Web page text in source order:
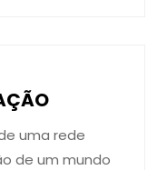
uma rede
de um mundo